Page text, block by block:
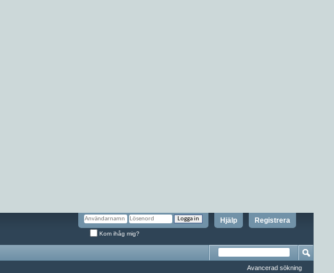
Registrera
Hjälp
Kom ihåg mig?
Avancerad sökning